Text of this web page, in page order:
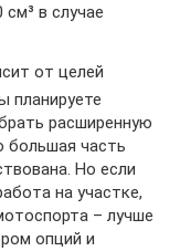
в случае
от целей
планируете
расширенную
большая часть
Но если
на участке,
– лучше
опций и